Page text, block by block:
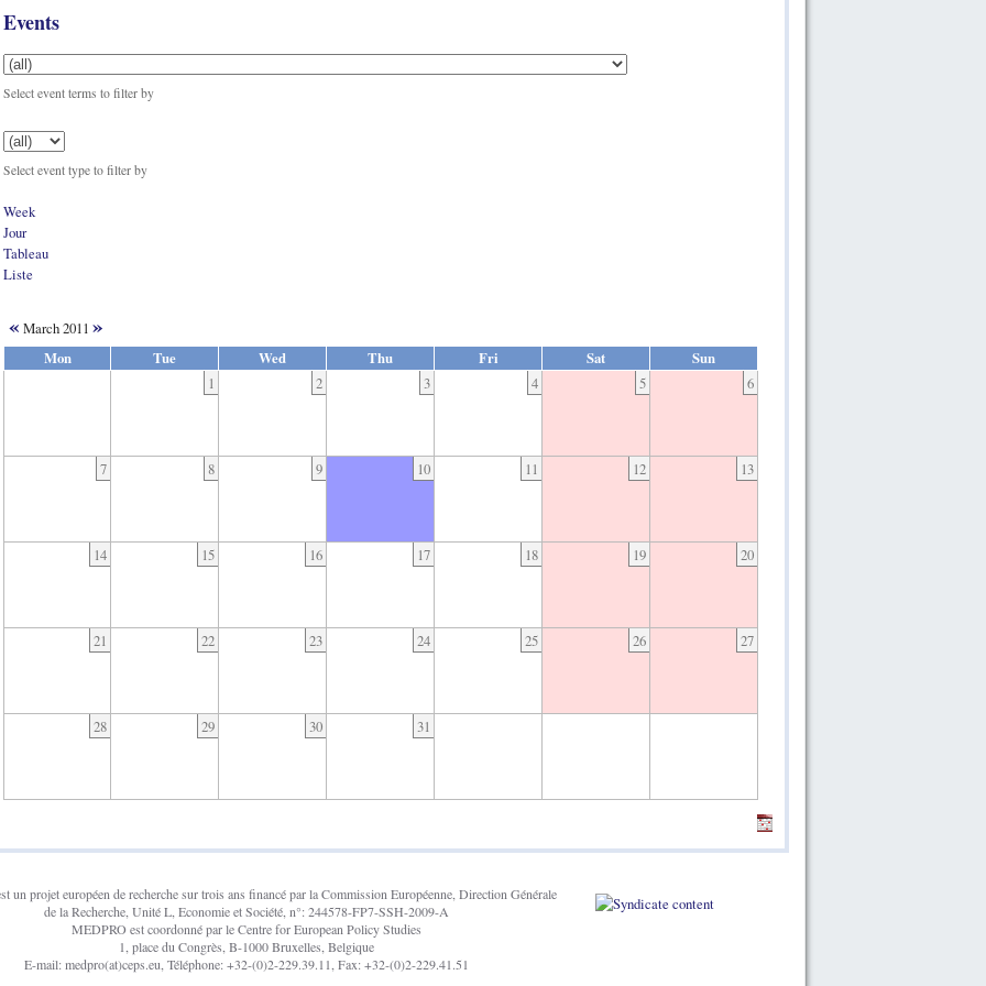
Events
Select event terms to filter by
Select event type to filter by
Week
Jour
Tableau
Liste
« March 2011 »
Mon Tue Wed Thu Fri Sat
Sun
1
2 3 4 5 6
7 8 9 10 11 12 13
14 15 16 17 18 19 20
21 22 23 24 25 26 27
28 29 30 31
un projet européen de recherche sur trois ans financé par la Commission Européenne, Direction Générale
de la Recherche, Unité L, Economie et Société, n°: 244578-FP7-SSH-2009-A
MEDPRO est coordonné par le Centre for European Policy Studies
1, place du Congrès, B-1000 Bruxelles, Belgique
E-mail: medpro(at)ceps.eu, Téléphone: +32-(0)2-229.39.11, Fax: +32-(0)2-229.41.51